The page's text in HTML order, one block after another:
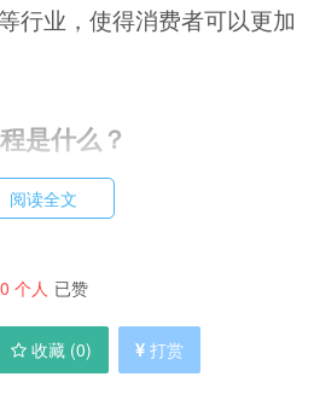
行业，使得消费者可以更加
是什么？
照以下步骤进行：
POS机品牌，如银联、支
阅读全文
0 个人 已赞
收藏 (0) 打赏